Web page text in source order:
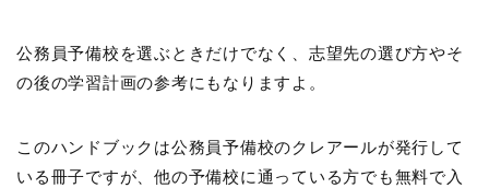
公務員予備校を選ぶときだけでなく、志望先の選び方やそ
の後の学習計画の参考にもなりますよ。
このハンドブックは公務員予備校のクレアールが発行して
いる冊子ですが、他の予備校に通っている方でも無料で入